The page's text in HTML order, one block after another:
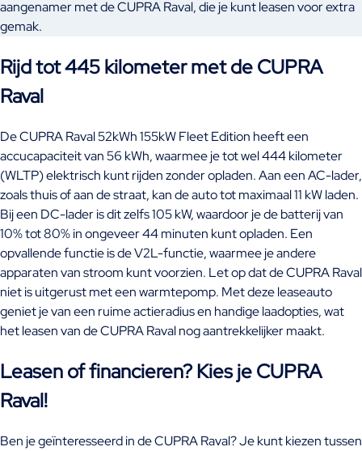
aangenamer met de CUPRA Raval, die je kunt leasen voor extra
gemak.
Rijd tot 445 kilometer met de CUPRA
Raval
De CUPRA Raval 52kWh 155kW Fleet Edition heeft een
accucapaciteit van 56 kWh, waarmee je tot wel 444 kilometer
(WLTP) elektrisch kunt rijden zonder opladen. Aan een AC-lader,
zoals thuis of aan de straat, kan de auto tot maximaal 11 kW laden.
Bij een DC-lader is dit zelfs 105 kW, waardoor je de batterij van
10% tot 80% in ongeveer 44 minuten kunt opladen. Een
opvallende functie is de V2L-functie, waarmee je andere
apparaten van stroom kunt voorzien. Let op dat de CUPRA Raval
niet is uitgerust met een warmtepomp. Met deze leaseauto
geniet je van een ruime actieradius en handige laadopties, wat
het leasen van de CUPRA Raval nog aantrekkelijker maakt.
Leasen of financieren? Kies je CUPRA
Raval!
Ben je geïnteresseerd in de CUPRA Raval? Je kunt kiezen tussen